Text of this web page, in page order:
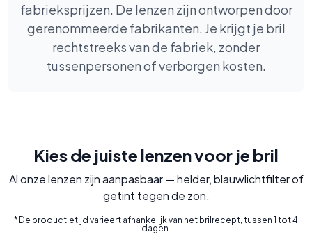
fabrieksprijzen. De lenzen zijn ontworpen door
gerenommeerde fabrikanten. Je krijgt je bril
rechtstreeks van de fabriek, zonder
tussenpersonen of verborgen kosten.
Kies de juiste lenzen voor je bril
Al onze lenzen zijn aanpasbaar — helder, blauwlichtfilter of
getint tegen de zon.
* De productietijd varieert afhankelijk van het brilrecept, tussen 1 tot 4
dagen.